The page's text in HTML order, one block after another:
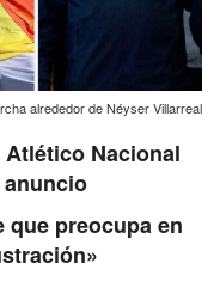
alrededor de Néyser Villarreal
Nacional
que preocupa en